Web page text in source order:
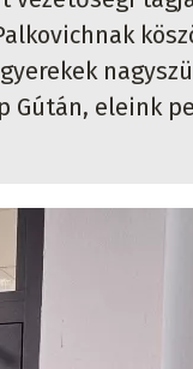
Gútán, eleink